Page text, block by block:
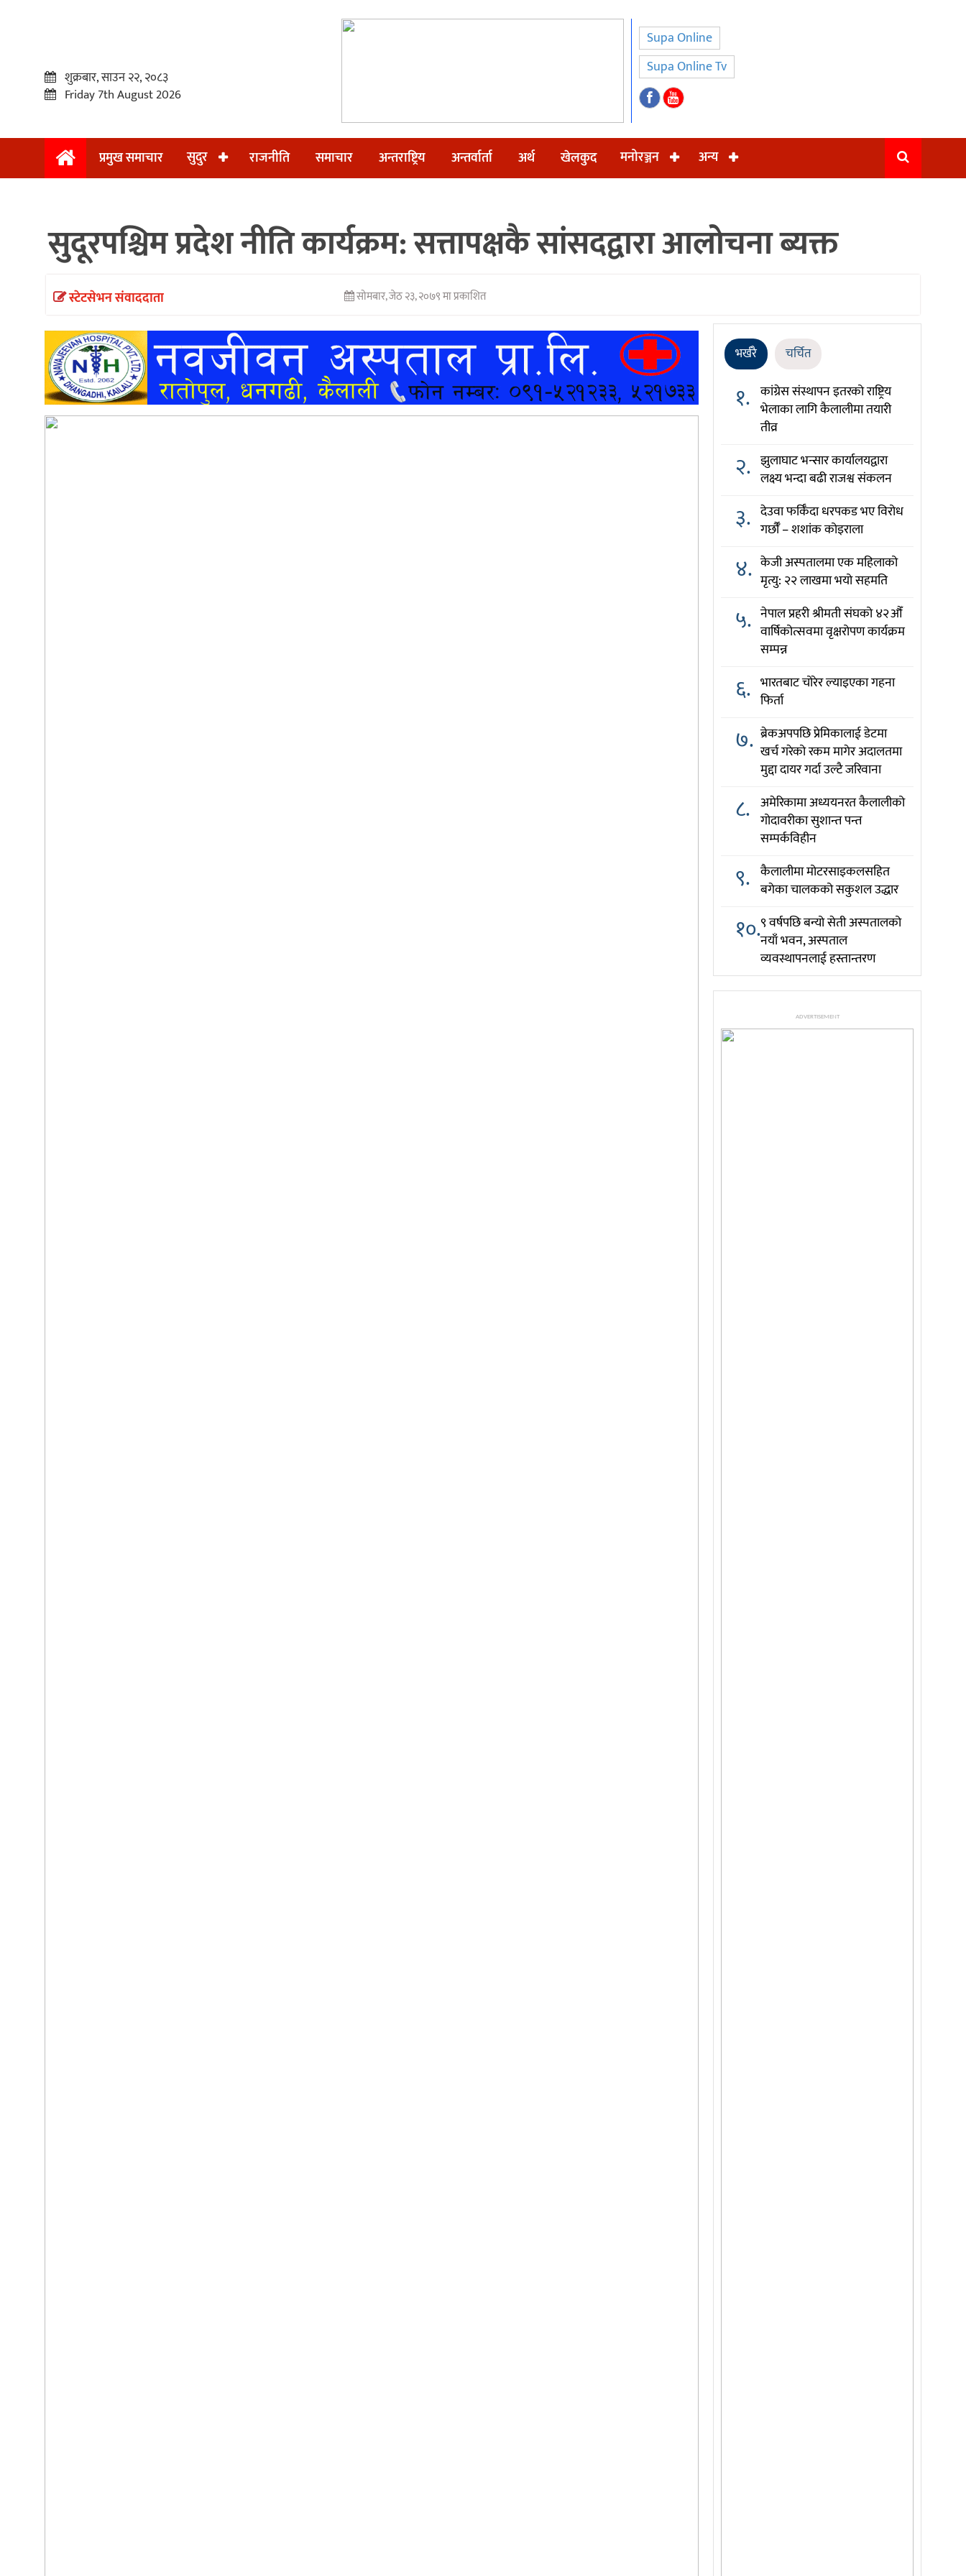
प्रमुख
राजनीति
समाचार
अन्तर्वार्ता
खेलकुद
शुक्रबार, साउन २२, २०८३
Friday 7th August 2026
Supa Online
Supa Online Tv
प्रमुख समाचार सुदुर राजनीति समाचार अन्तराष्ट्रिय अन्तर्वार्ता अर्थ खेलकुद मनोरञ्जन अन्य
सुदूरपश्चिम प्रदेश नीति कार्यक्रम: सत्तापक्षकै सांसदद्वारा आलोचना ब्यक्त
स्टेटसेभन संवाददाता सोमबार, जेठ २३, २०७९ मा प्रकाशित
भर्खरै चर्चित
१. कांग्रेस संस्थापन इतरको राष्ट्रिय
भेलाका लागि कैलालीमा तयारी
तीव्र
२. झुलाघाट भन्सार कार्यालयद्वारा
लक्ष्य भन्दा बढी राजश्व संकलन
३. देउवा फर्किँदा धरपकड भए विरोध
गर्छौँं – शशांक कोइराला
४. केजी अस्पतालमा एक महिलाको
मृत्यु: २२ लाखमा भयो सहमति
५. नेपाल प्रहरी श्रीमती संघको ४२औँ
वार्षिकोत्सवमा वृक्षरोपण कार्यक्रम
सम्पन्न
६. भारतबाट चोरेर ल्याइएका गहना
फिर्ता
७. ब्रेकअपपछि प्रेमिकालाई डेटमा
खर्च गरेको रकम मागेर अदालतमा
मुद्दा दायर गर्दा उल्टै जरिवाना
८. अमेरिकामा अध्ययनरत कैलालीको
गोदावरीका सुशान्त पन्त
सम्पर्कविहीन
९. कैलालीमा मोटरसाइकलसहित
बगेका चालकको सकुशल उद्धार
१०.९ वर्षपछि बन्यो सेती अस्पतालको
नयाँ भवन, अस्पताल
व्यवस्थापनलाई हस्तान्तरण
ADVERTISEMENT